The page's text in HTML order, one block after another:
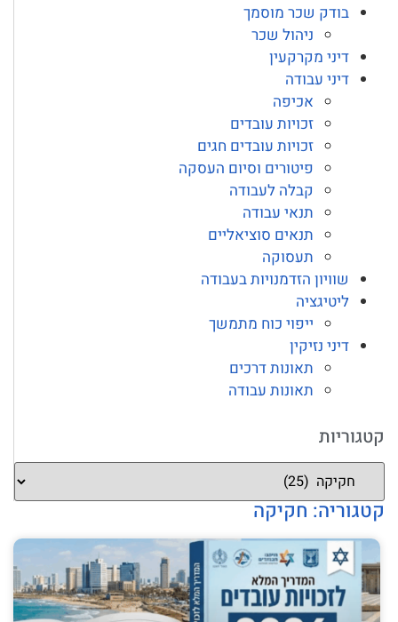
בודק שכר מוסמך
ניהול שכר
דיני מקרקעין
דיני עבודה
אכיפה
זכויות עובדים
זכויות עובדים חגים
פיטורים וסיום העסקה
קבלה לעבודה
תנאי עבודה
תנאים סוציאליים
תעסוקה
שוויון הזדמנויות בעבודה
ליטיגציה
ייפוי כוח מתמשך
דיני נזיקין
תאונות דרכים
תאונות עבודה
קטגוריות
קטגוריה: חקיקה